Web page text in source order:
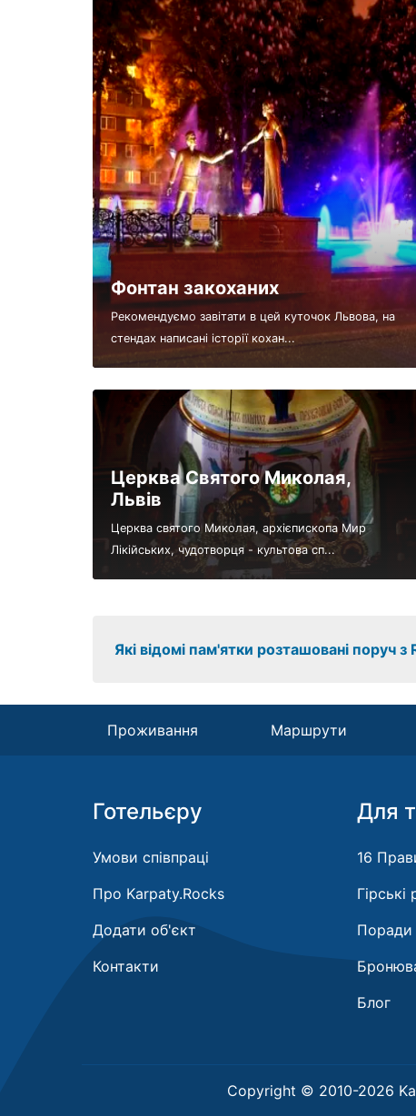
Фонтан закоханих
Рекомендуємо завітати в цей куточок Львова, на
стендах написані історії кохан...
Церква Святого Миколая,
Львів
Церква святого Миколая, архієпископа Мир
Лікійських, чудотворця - культова сп...
Які відомі пам'ятки розташовані
Проживання Маршрути
Готельєру
Умови співпраці
Про Karpaty.Rocks
Додати об'єкт
Контакти
Для
16
Гірські
Поради
Блог
Copyright © 2010-2026